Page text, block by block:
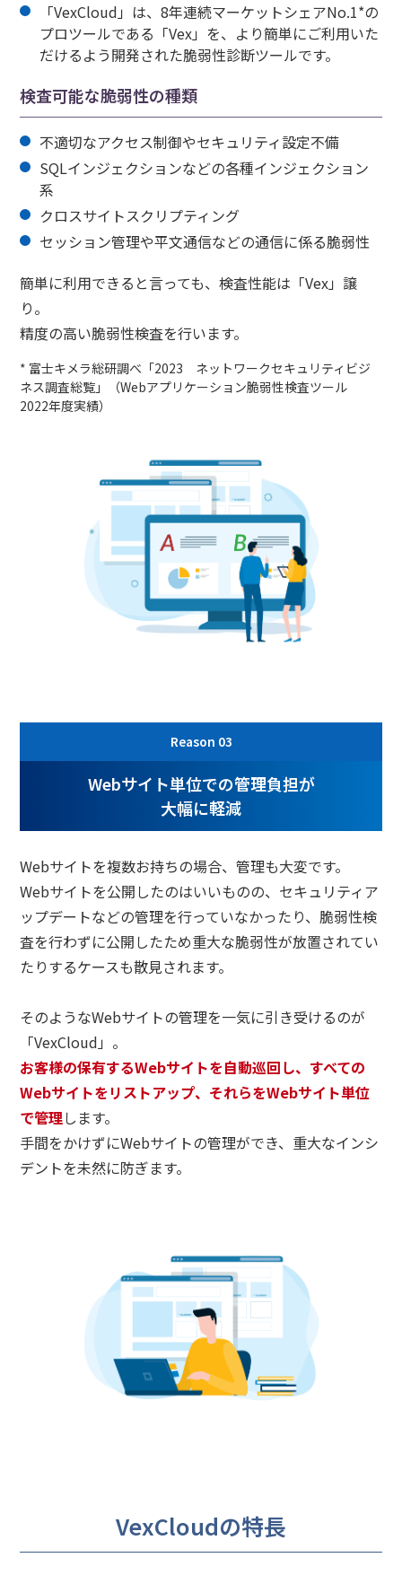
「VexCloud」は、8年連続マーケットシェアNo.1*の
プロツールである「Vex」を、より簡単にご利用いた
だけるよう開発された脆弱性診断ツールです。
検査可能な脆弱性の種類
不適切なアクセス制御やセキュリティ設定不備
SQLインジェクションなどの各種インジェクション
系
クロスサイトスクリプティング
セッション管理や平文通信などの通信に係る脆弱性
簡単に利用できると言っても、検査性能は「Vex」譲
り。
精度の高い脆弱性検査を行います。
* 富士キメラ総研調べ「2023 ネットワークセキュリティビジ
ネス調査総覧」（Webアプリケーション脆弱性検査ツール
2022年度実績）
Reason 03
Webサイト単位での管理負担が
大幅に軽減
Webサイトを複数お持ちの場合、管理も大変です。
Webサイトを公開したのはいいものの、セキュリティア
ップデートなどの管理を行っていなかったり、脆弱性検
査を行わずに公開したため重大な脆弱性が放置されてい
たりするケースも散見されます。
そのようなWebサイトの管理を一気に引き受けるのが
「VexCloud」。
お客様の保有するWebサイトを自動巡回し、すべての
Webサイトをリストアップ、それらをWebサイト単位
で管理します。
手間をかけずにWebサイトの管理ができ、重大なインシ
デントを未然に防ぎます。
VexCloudの特長